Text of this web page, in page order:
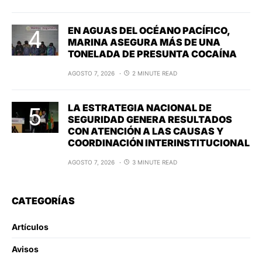
EN AGUAS DEL OCÉANO PACÍFICO,
MARINA ASEGURA MÁS DE UNA
TONELADA DE PRESUNTA COCAÍNA
AGOSTO 7, 2026 2 MINUTE READ
LA ESTRATEGIA NACIONAL DE
SEGURIDAD GENERA RESULTADOS
CON ATENCIÓN A LAS CAUSAS Y
COORDINACIÓN INTERINSTITUCIONAL
AGOSTO 7, 2026 3 MINUTE READ
CATEGORÍAS
Artículos
Avisos